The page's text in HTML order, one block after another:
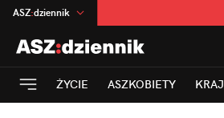
ASZ:dziennik
na:Temat
INN:Poland
mama ŻYCIE ASZKOBIETY KRAJ